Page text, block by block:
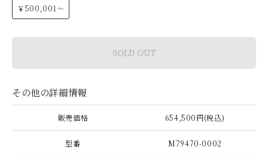
￥500,001～
SOLD OUT
その他の詳細情報
販売価格 654,500円(税込)
型番 M79470-0002